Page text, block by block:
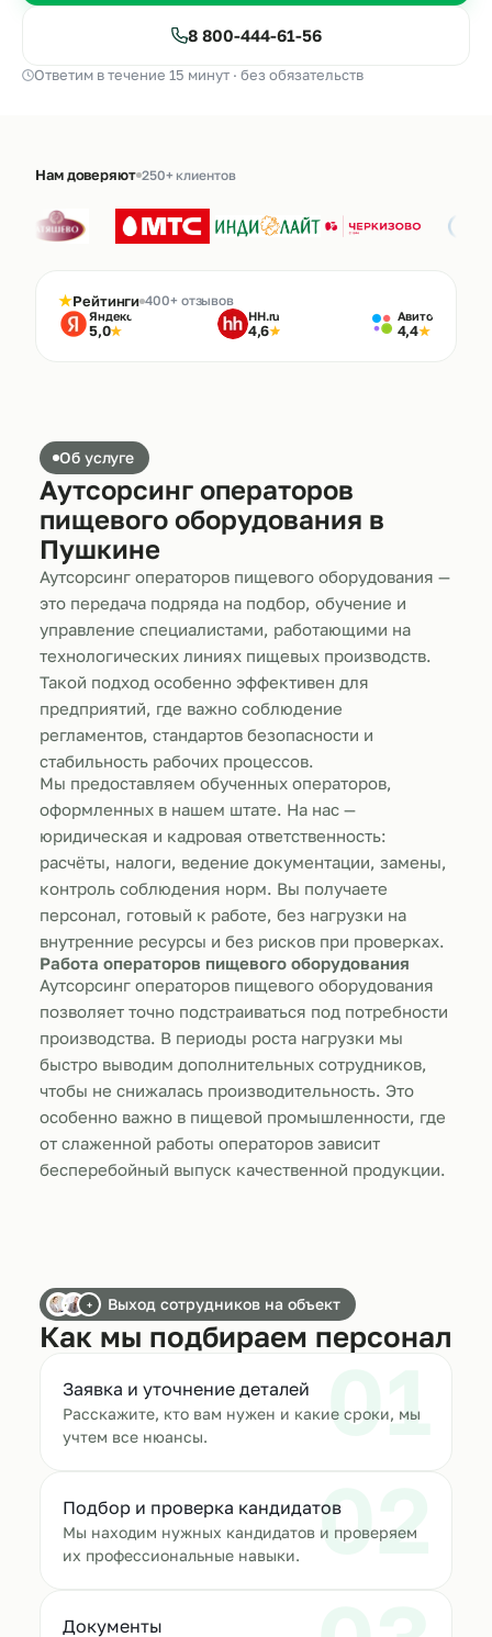
8 800-444-61-56
Ответим в течение 15 минут · без обязательств
Нам доверяют 250+ клиентов
★Рейтинги 400+ отзывов
Яндекс
5,0★
HH.ru
4,6★
Авито
4,4★
Об услуге
Аутсорсинг операторов
пищевого оборудования в
Пушкине
Аутсорсинг операторов пищевого оборудования —
это передача подряда на подбор, обучение и
управление специалистами, работающими на
технологических линиях пищевых производств.
Такой подход особенно эффективен для
предприятий, где важно соблюдение
регламентов, стандартов безопасности и
стабильность рабочих процессов.
Мы предоставляем обученных операторов,
оформленных в нашем штате. На нас —
юридическая и кадровая ответственность:
расчёты, налоги, ведение документации, замены,
контроль соблюдения норм. Вы получаете
персонал, готовый к работе, без нагрузки на
внутренние ресурсы и без рисков при проверках.
Работа операторов пищевого оборудования
Аутсорсинг операторов пищевого оборудования
позволяет точно подстраиваться под потребности
производства. В периоды роста нагрузки мы
быстро выводим дополнительных сотрудников,
чтобы не снижалась производительность. Это
особенно важно в пищевой промышленности, где
от слаженной работы операторов зависит
бесперебойный выпуск качественной продукции.
+ Выход сотрудников на объект
Как мы подбираем персонал
01
Заявка и уточнение деталей
Расскажите, кто вам нужен и какие сроки, мы
учтем все нюансы.
02
Подбор и проверка кандидатов
Мы находим нужных кандидатов и проверяем
их профессиональные навыки.
Документы